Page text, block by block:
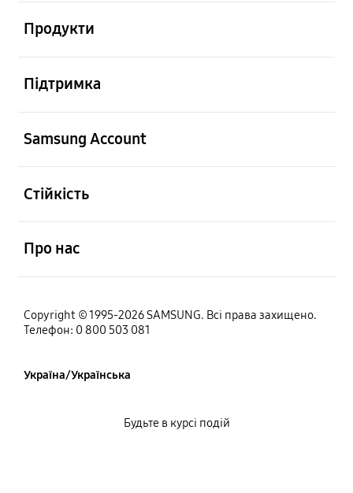
Продукти
Підтримка
Samsung Account
Стійкість
Про нас
Copyright © 1995-2026 SAMSUNG. Всі права захищено.
Телефон: 0 800 503 081
Україна/Українська
Будьте в курсі подій